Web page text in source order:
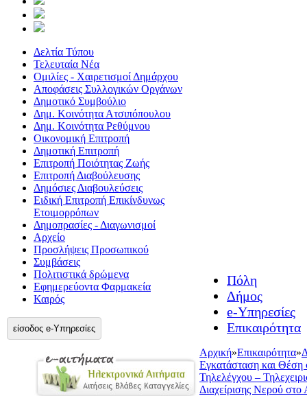
Δελτία Τύπου
Τελευταία Νέα
Ομιλίες - Χαιρετισμοί Δημάρχου
Αποφάσεις Συλλογικών Οργάνων
Δημοτικό Συμβούλιο
Δημ. Κοινότητα Ατσιπόπουλου
Δημ. Κοινότητα Ρεθύμνου
Οικονομική Επιτροπή
Δημοτική Επιτροπή
Επιτροπή Ποιότητας Ζωής
Επιτροπή Διαβούλευσης
Δημόσιες Διαβουλεύσεις
Ειδική Επιτροπή Επικίνδυνως
Ετοιμορρόπων
Δημοπρασίες - Διαγωνισμοί
Αρχείο
Προσλήψεις Προσωπικού
Συμβάσεις
Πολιτιστικά δρώμενα
Εφημερεύοντα Φαρμακεία
Καιρός
είσοδος e-Υπηρεσίες
Πόλη
Δήμος
e-Υπηρεσίες
Επικαιρότητα
Αρχική»Επικαιρότητα»
Εγκατάσταση και Θέση
Τηλελέγχου –
Διαχείρισης Νερού